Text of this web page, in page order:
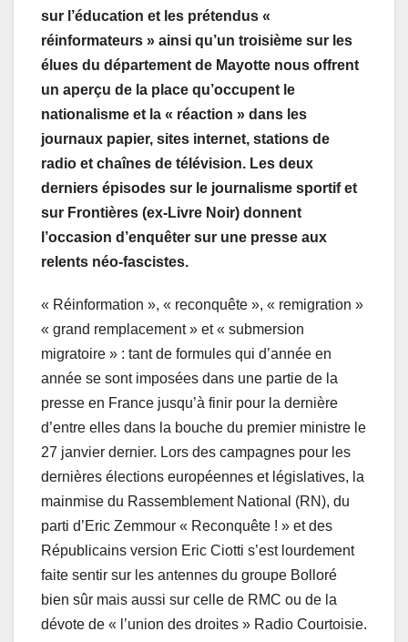
sur l’éducation et les prétendus «
réinformateurs » ainsi qu’un troisième sur les
élues du département de Mayotte nous offrent
un aperçu de la place qu’occupent le
nationalisme et la « réaction » dans les
journaux papier, sites internet, stations de
radio et chaînes de télévision. Les deux
derniers épisodes sur le journalisme sportif et
sur Frontières (ex-Livre Noir) donnent
l’occasion d’enquêter sur une presse aux
relents néo-fascistes.
« Réinformation », « reconquête », « remigration »
« grand remplacement » et « submersion
migratoire » : tant de formules qui d’année en
année se sont imposées dans une partie de la
presse en France jusqu’à finir pour la dernière
d’entre elles dans la bouche du premier ministre le
27 janvier dernier. Lors des campagnes pour les
dernières élections européennes et législatives, la
mainmise du Rassemblement National (RN), du
parti d’Eric Zemmour « Reconquête ! » et des
Républicains version Eric Ciotti s’est lourdement
faite sentir sur les antennes du groupe Bolloré
bien sûr mais aussi sur celle de RMC ou de la
dévote de « l’union des droites » Radio Courtoisie.